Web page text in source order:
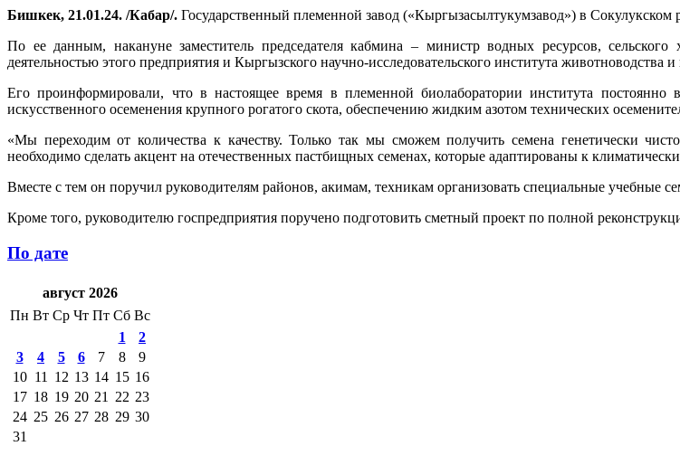
Бишкек, 21.01.24. /Кабар/. Государственный племенной завод («Кыргызасылтукумзавод») в
По ее данным, накануне заместитель председателя кабмина – министр водных ресурсов,
деятельностью этого предприятия и Кыргызского научно-исследовательского института животноводства
Его проинформировали, что в настоящее время в племенной биолаборатории института
искусственного осеменения крупного рогатого скота, обеспечению жидким азотом технических
«Мы переходим от количества к качеству. Только так мы сможем получить семена генетически
необходимо сделать акцент на отечественных пастбищных семенах, которые адаптированы к
Вместе с тем он поручил руководителям районов, акимам, техникам организовать специальные учебные
Кроме того, руководителю госпредприятия поручено подготовить сметный проект по полной
По дате
август 2026
Пн Вт Ср Чт Пт Сб Вс
1
2
3
4 5 6 7 8
9
10 11 12 13 14 15 16
17 18 19 20 21 22 23
24 25 26 27 28 29 30
31